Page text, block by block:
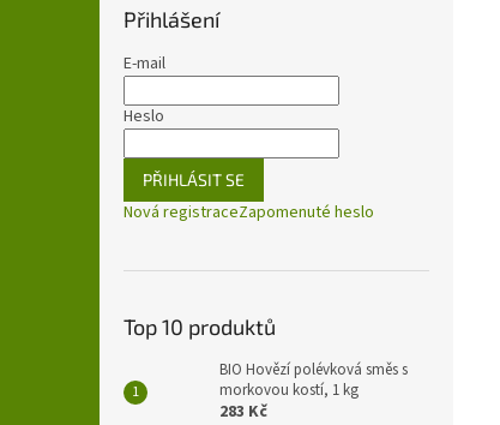
Přihlášení
E-mail
Heslo
PŘIHLÁSIT SE
Nová registraceZapomenuté heslo
Top 10 produktů
BIO Hovězí polévková směs s
morkovou kostí, 1 kg
283 Kč